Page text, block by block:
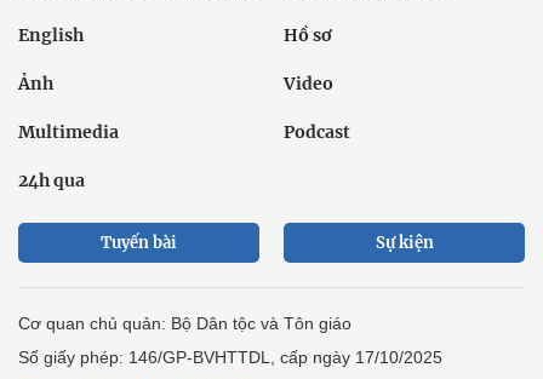
English Hồ sơ
Ảnh Video
Multimedia Podcast
24h qua
Tuyến bài Sự kiện
Cơ quan chủ quản: Bộ Dân tộc và Tôn giáo
Số giấy phép: 146/GP-BVHTTDL, cấp ngày 17/10/2025